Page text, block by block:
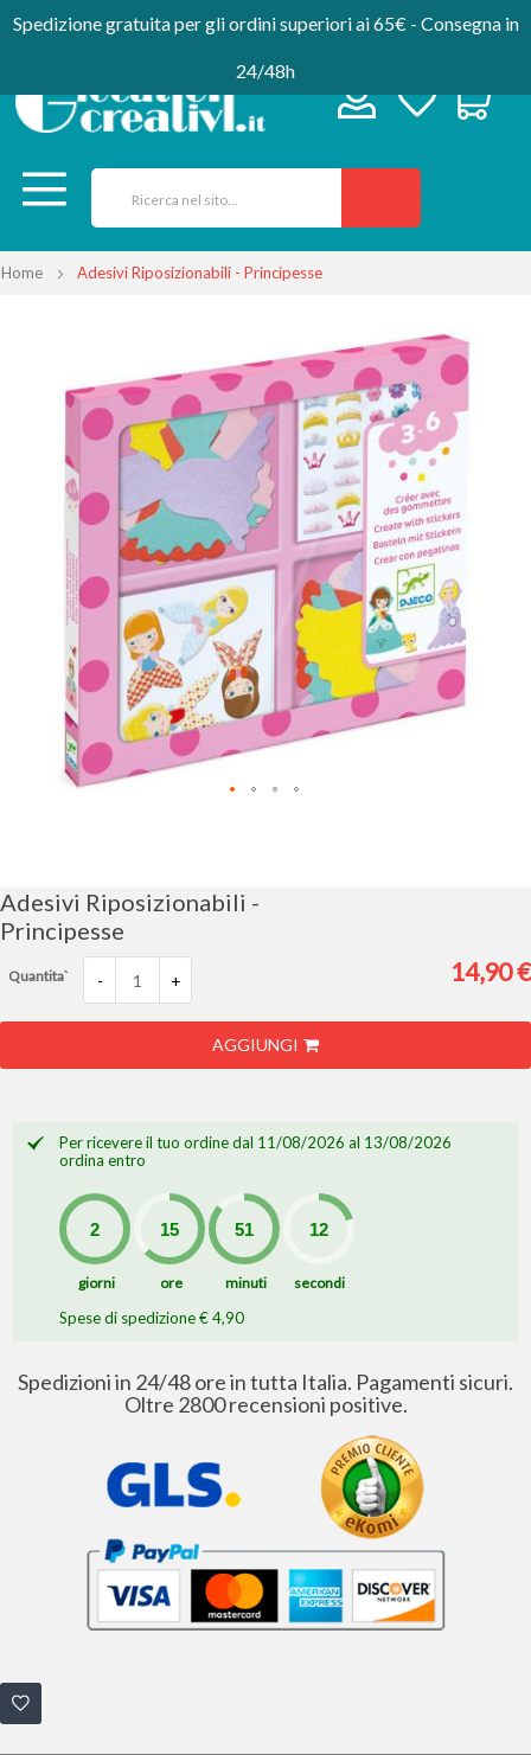
Spedizione gratuita per gli ordini superiori ai 65€ - Consegna in
24/48h
Home Adesivi Riposizionabili - Principesse
immagini
galleria
di
immagini
Adesivi Riposizionabili -
Principesse
Quantita` - +
AGGIUNGI
14,90 €
Per ricevere il tuo ordine dal 11/08/2026 al 13/08/2026
ordina entro
giorni ore minuti secondi
Spese di spedizione € 4,90
Spedizioni in 24/48 ore in tutta Italia. Pagamenti sicuri.
Oltre 2800 recensioni positive.